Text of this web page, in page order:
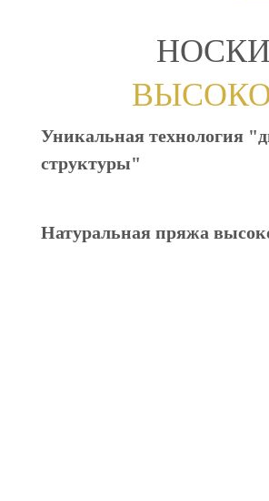
Уникальная технология
структуры"
Натуральная пряжа